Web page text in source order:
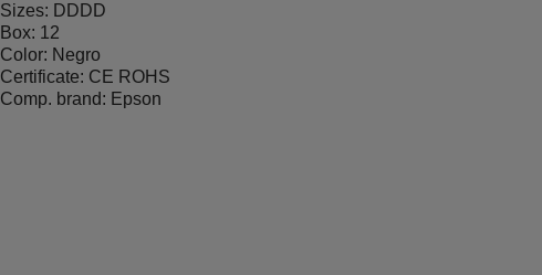
Sizes: DDDD
Box: 12
Color: Negro
Certificate: CE ROHS
Comp. brand: Epson